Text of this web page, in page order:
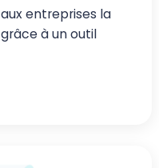
entreprises la
à un outil